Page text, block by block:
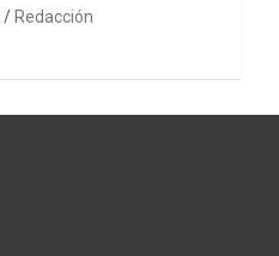
Redacción